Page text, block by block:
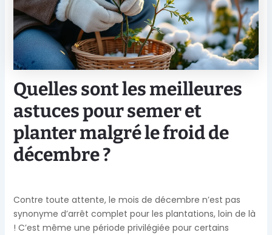
Quelles sont les meilleures
astuces pour semer et
planter malgré le froid de
décembre ?
Contre toute attente, le mois de décembre n’est pas
synonyme d’arrêt complet pour les plantations, loin de là
! C’est même une période privilégiée pour certains